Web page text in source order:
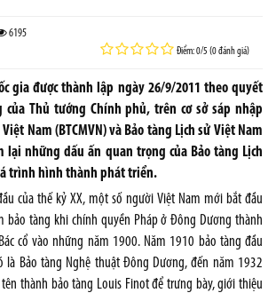
6195
Điểm: 0/5 (0 đánh giá)
gia được thành lập ngày 26/9/2011 theo quyết
của Thủ tướng Chính phủ, trên cơ sở sáp nhập
Nam (BTCMVN) và Bảo tàng Lịch sử Việt Nam
lại những dấu ấn quan trọng của Bảo tàng Lịch
trình hình thành phát triển.
của thế kỷ XX, một số người Việt Nam mới bắt đầu
bảo tàng khi chính quyền Pháp ở Đông Dương thành
cổ vào những năm 1900. Năm 1910 bảo tàng đầu
là Bảo tàng Nghệ thuật Đông Dương, đến năm 1932
thành bảo tàng Louis Finot để trưng bày, giới thiệu